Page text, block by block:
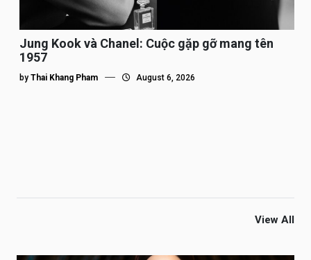
Jung Kook và Chanel: Cuộc gặp gỡ mang tên
1957
by Thai Khang Pham August 6, 2026
View All